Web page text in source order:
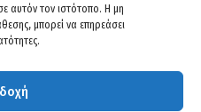
αυτόν τον ιστότοπο. Η μη
μπορεί να επηρεάσει